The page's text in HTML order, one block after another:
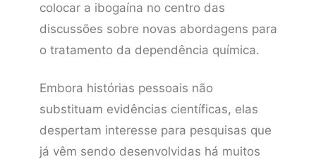
colocar a ibogaína no centro das
discussões sobre novas abordagens para
o tratamento da dependência química.
Embora histórias pessoais não
substituam evidências científicas, elas
despertam interesse para pesquisas que
já vêm sendo desenvolvidas há muitos